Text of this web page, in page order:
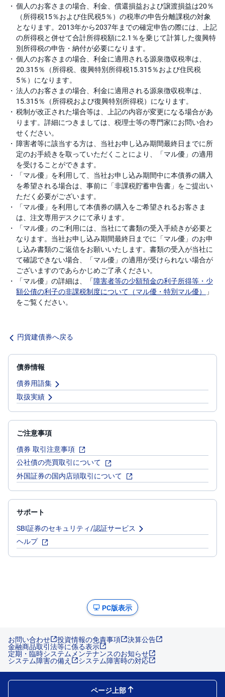
個人のお客さまの場合、利金、償還損益および譲渡損益は20％
（所得税15％および住民税5％）の税率の申告分離課税の対象
となります。2013年から2037年までの確定申告の際には、上記
の所得税と併せて合計所得税額に2.1％を乗じて計算した復興特
別所得税の申告・納付が必要になります。
個人のお客さまの場合、利金に適用される源泉徴収税率は、
20.315％（所得税、復興特別所得税15.315％および住民税
5％）になります。
法人のお客さまの場合、利金に適用される源泉徴収税率は、
15.315％（所得税および復興特別所得税）になります。
税制が改正された場合等は、上記の内容が変更になる場合があ
ります。詳細につきましては、税理士等の専門家にお問い合わ
せください。
障害者等に該当する方は、当社お申し込み期間最終日までに所
定のお手続きを取っていただくことにより、「マル優」の適用
を受けることができます。
「マル優」を利用して、当社お申し込み期間中に本債券の購入
を希望される場合は、事前に「非課税貯蓄申告書」をご提出い
ただく必要がございます。
「マル優」を利用して本債券の購入をご希望されるお客さま
は、注文専用デスクにて承ります。
「マル優」のご利用には、当社にて書類の受入手続きが必要と
なります。当社お申し込み期間最終日までに「マル優」のお申
し込み書類のご返信をお願いいたします。書類の受入が当社に
て確認できない場合、「マル優」の適用が受けられない場合が
ございますのであらかじめご了承ください。
「マル優」の詳細は、「障害者等の少額預金の利子所得等・少
額公債の利子の非課税制度について（マル優・特別マル優）
」
をご覧ください。
円貨建債券へ戻る
債券情報
債券用語集
取扱実績
ご注意事項
債券 取引注意事項
公社債の売買取引について
外国証券の国内店頭取引について
サポート
SBI証券のセキュリティ/認証サービス
ヘルプ
PC版表示
お問い合わせ 投資情報の免責事項 決算公告
金融商品取引法等に係る表示
定期・臨時システムメンテナンスのお知らせ
システム障害の備え システム障害時の対応
ページ上部